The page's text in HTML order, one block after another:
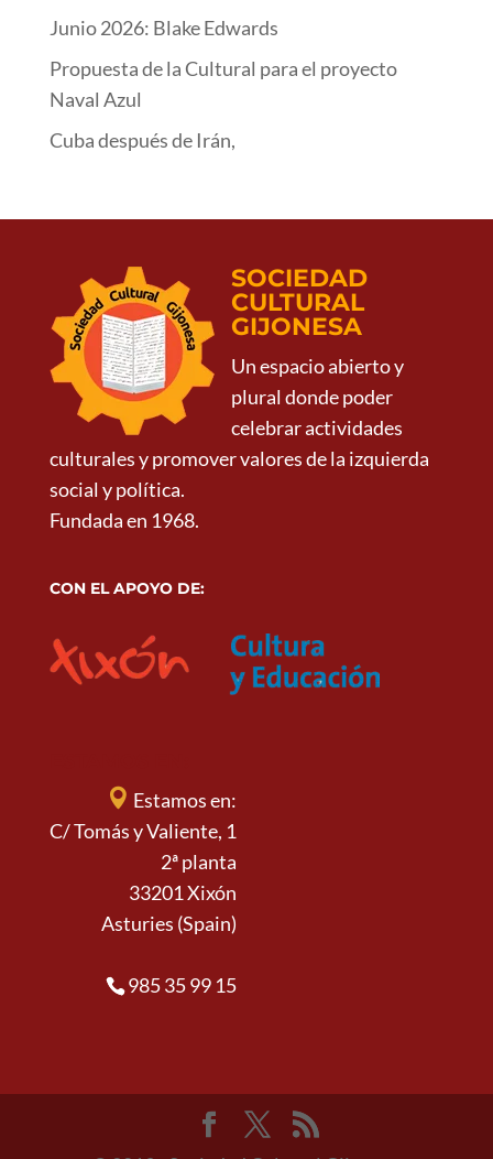
Junio 2026: Blake Edwards
Propuesta de la Cultural para el proyecto
Naval Azul
Cuba después de Irán,
SOCIEDAD
CULTURAL
GIJONESA
Un espacio abierto y
plural donde poder
celebrar actividades
culturales y promover valores de la izquierda
social y política.
Fundada en 1968.
CON EL APOYO DE:
Estamos en:
C/ Tomás y Valiente, 1
2ª planta
33201 Xixón
Asturies (Spain)
985 35 99 15